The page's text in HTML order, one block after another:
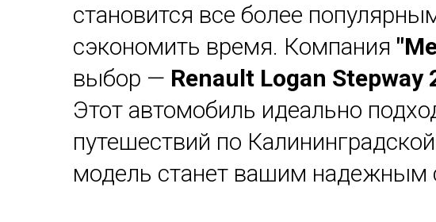
становится все более
сэкономить время. Компания
выбор — Renault Logan
Этот автомобиль идеально
путешествий по
модель станет вашим надежным